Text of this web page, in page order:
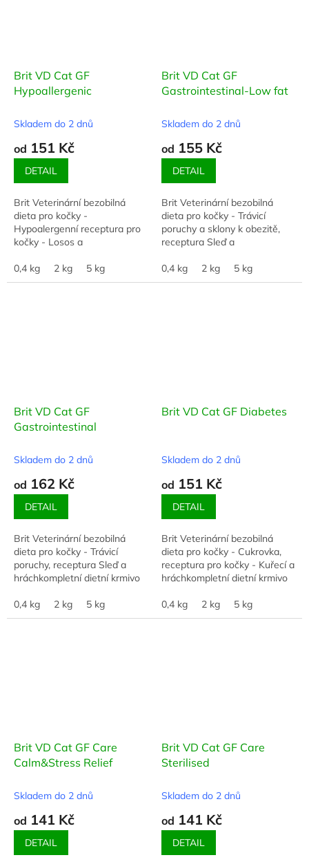
Brit VD Cat GF
Hypoallergenic
Skladem do 2 dnů
od 151 Kč
DETAIL
Brit Veterinární bezobilná
dieta pro kočky -
Hypoalergenní receptura pro
kočky - Losos a
kočky určené ke zmírnění
potravinových alergií
0,4 kg 2 kg 5 kg
Brit VD Cat GF
Gastrointestinal-Low fat
Skladem do 2 dnů
od 155 Kč
DETAIL
Brit Veterinární bezobilná
dieta pro kočky - Trávicí
poruchy a sklony k obezitě,
receptura Sleď a
pro kočky - dlouhodobé řešení
zažívacích problémů...
0,4 kg 2 kg 5 kg
Brit VD Cat GF
Gastrointestinal
Skladem do 2 dnů
od 162 Kč
DETAIL
Brit Veterinární bezobilná
dieta pro kočky - Trávicí
poruchy, receptura Sleď a
hráchkompletní dietní krmivo
chronické gastroenteritidy
0,4 kg 2 kg 5 kg
Brit VD Cat GF Diabetes
Skladem do 2 dnů
od 151 Kč
DETAIL
Brit Veterinární bezobilná
dieta pro kočky - Cukrovka,
receptura pro kočky - Kuřecí a
hráchkompletní dietní krmivo
glukózy (Diabetes mellitus)
0,4 kg 2 kg 5 kg
Brit VD Cat GF Care
Calm&Stress Relief
Skladem do 2 dnů
od 141 Kč
DETAIL
Brit VD Cat GF Care
Sterilised
Skladem do 2 dnů
od 141 Kč
DETAIL